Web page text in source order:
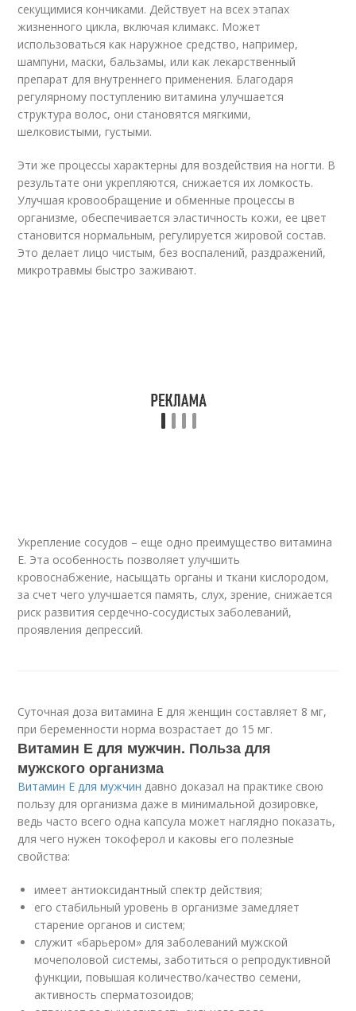
секущимися кончиками. Действует на всех этапах
жизненного цикла, включая климакс. Может
использоваться как наружное средство, например,
шампуни, маски, бальзамы, или как лекарственный
препарат для внутреннего применения. Благодаря
регулярному поступлению витамина улучшается
структура волос, они становятся мягкими,
шелковистыми, густыми.
Эти же процессы характерны для воздействия на ногти. В
результате они укрепляются, снижается их ломкость.
Улучшая кровообращение и обменные процессы в
организме, обеспечивается эластичность кожи, ее цвет
становится нормальным, регулируется жировой состав.
Это делает лицо чистым, без воспалений, раздражений,
микротравмы быстро заживают.
Укрепление сосудов – еще одно преимущество витамина
Е. Эта особенность позволяет улучшить
кровоснабжение, насыщать органы и ткани кислородом,
за счет чего улучшается память, слух, зрение, снижается
риск развития сердечно-сосудистых заболеваний,
проявления депрессий.
Суточная доза витамина Е для женщин составляет 8 мг,
при беременности норма возрастает до 15 мг.
Витамин Е для мужчин. Польза для
мужского организма
Витамин Е для мужчин давно доказал на практике свою
пользу для организма даже в минимальной дозировке,
ведь часто всего одна капсула может наглядно показать,
для чего нужен токоферол и каковы его полезные
свойства:
имеет антиоксидантный спектр действия;
его стабильный уровень в организме замедляет
старение органов и систем;
служит «барьером» для заболеваний мужской
мочеполовой системы, заботиться о репродуктивной
функции, повышая количество/качество семени,
активность сперматозоидов;